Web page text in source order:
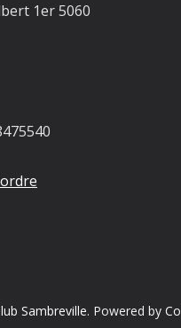
1er 5060
Sambreville. Powered by